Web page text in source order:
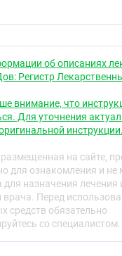
х 33 см)
37 см).
для местного
наполняют
объема, выжимают
завинчивают
от излившейся
проверяя, нет ли
об описаниях
Регистр
внимание, что
Для уточнения
инструкции.
на сайте,
для ознакомления и
для назначения
врача. Перед
средств обязательно
со специалистом.